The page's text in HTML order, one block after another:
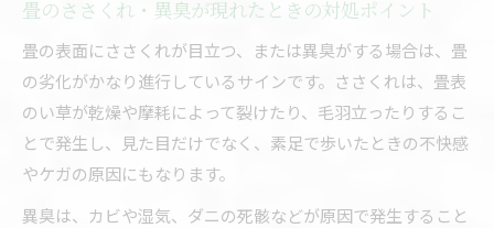
畳のささくれ・異臭が現れたときの対処ポイント
畳の表面にささくれが目立つ、または異臭がする場合は、畳
の劣化がかなり進行しているサインです。ささくれは、畳表
のい草が乾燥や摩耗によって裂けたり、毛羽立ったりするこ
とで発生し、見た目だけでなく、素足で歩いたときの不快感
やケガの原因にもなります。
異臭は、カビや湿気、ダニの死骸などが原因で発生すること